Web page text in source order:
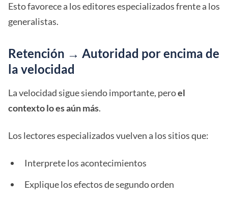
Esto favorece a los editores especializados frente a los
generalistas.
Retención → Autoridad por encima de
la velocidad
La velocidad sigue siendo importante, peroel
contexto lo es aún más.
Los lectores especializados vuelven a los sitios que:
Interprete los acontecimientos
Explique los efectos de segundo orden